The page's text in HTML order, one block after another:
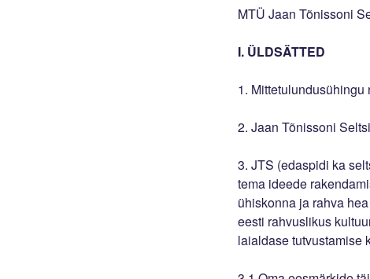
MTÜ Jaan Tõnissoni
I. ÜLDSÄTTED
1.
2. Jaan Tõnissoni
3. JTS (edaspidi ka
tema ideede
ühiskonna ja rahva
eesti rahvuslikus
laialdase tutvustamise